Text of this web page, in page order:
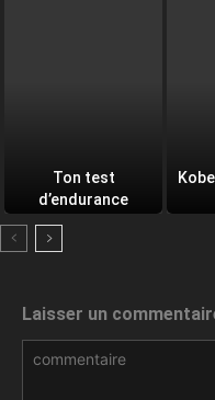
Ton test
d’endurance
quotidien
Laisser un